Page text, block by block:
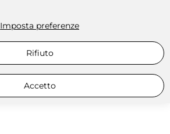
Imposta preferenze
Rifiuto
Accetto